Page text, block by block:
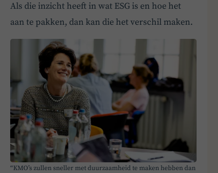
Als die inzicht heeft in wat ESG is en hoe het
aan te pakken, dan kan die het verschil maken.
“KMO’s zullen sneller met duurzaamheid te maken hebben dan